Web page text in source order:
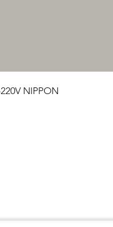
NIPPON